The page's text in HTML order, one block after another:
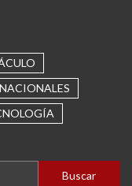
NACIONALES